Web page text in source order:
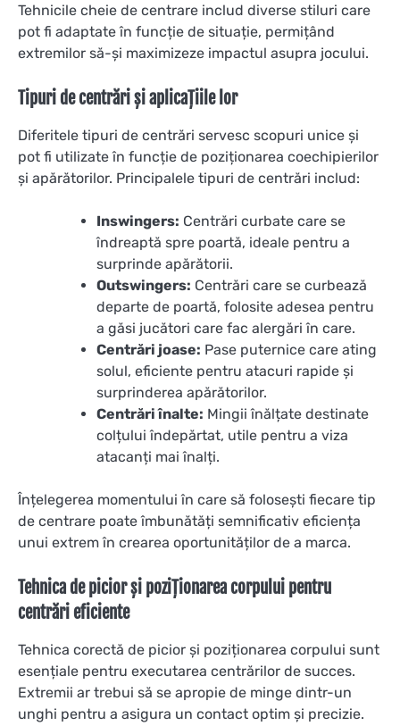
Tehnicile cheie de centrare includ diverse stiluri care
pot fi adaptate în funcție de situație, permițând
extremilor să-și maximizeze impactul asupra jocului.
Tipuri de centrări și aplicațiile lor
Diferitele tipuri de centrări servesc scopuri unice și
pot fi utilizate în funcție de poziționarea coechipierilor
și apărătorilor. Principalele tipuri de centrări includ:
Inswingers: Centrări curbate care se
îndreaptă spre poartă, ideale pentru a
surprinde apărătorii.
Outswingers: Centrări care se curbează
departe de poartă, folosite adesea pentru
a găsi jucători care fac alergări în care.
Centrări joase: Pase puternice care ating
solul, eficiente pentru atacuri rapide și
surprinderea apărătorilor.
Centrări înalte: Mingii înălțate destinate
colțului îndepărtat, utile pentru a viza
atacanți mai înalți.
Înțelegerea momentului în care să folosești fiecare tip
de centrare poate îmbunătăți semnificativ eficiența
unui extrem în crearea oportunităților de a marca.
Tehnica de picior și poziționarea corpului pentru
centrări eficiente
Tehnica corectă de picior și poziționarea corpului sunt
esențiale pentru executarea centrărilor de succes.
Extremii ar trebui să se apropie de minge dintr-un
unghi pentru a asigura un contact optim și precizie.